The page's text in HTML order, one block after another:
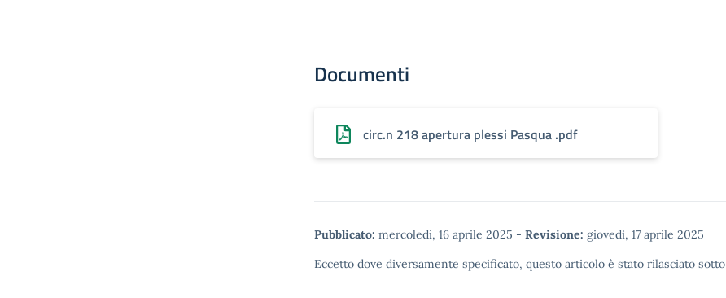
Documenti
circ.n 218 apertura plessi Pasqua .pdf
Pubblicato: mercoledì, 16 aprile 2025 - Revisione: giovedì, 17 aprile 2025
Eccetto dove diversamente specificato, questo articolo è stato rilasciato sotto